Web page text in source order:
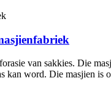
van sakkies. Die
kan word. Die masjien